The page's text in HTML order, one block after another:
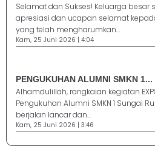
Selamat dan Sukses! Keluarga
apresiasi dan ucapan selamat
yang telah mengharumkan...
Kam, 25 Juni 2026 | 4:04
PENGUKUHAN ALUMNI SMKN 1...
Alhamdulillah, rangkaian kegiatan
Pengukuhan Alumni SMKN 1 Sungai
berjalan lancar dan...
Kam, 25 Juni 2026 | 3:46